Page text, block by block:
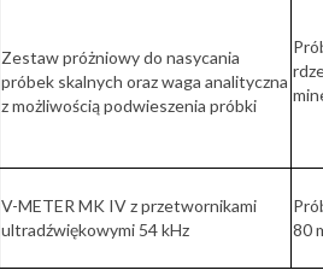
Zestaw próżniowy do nasycania
próbek skalnych oraz waga analityczna
z możliwością podwieszenia próbki
V-METER MK IV z przetwornikami
ultradźwiękowymi 54 kHz
80